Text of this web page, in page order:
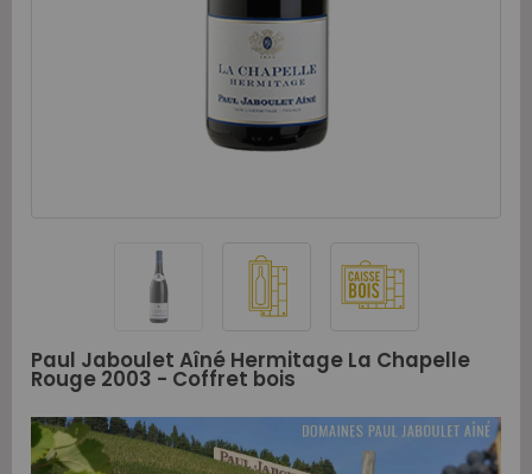
Paul Jaboulet Aîné Hermitage La Chapelle
Rouge 2003 - Coffret bois